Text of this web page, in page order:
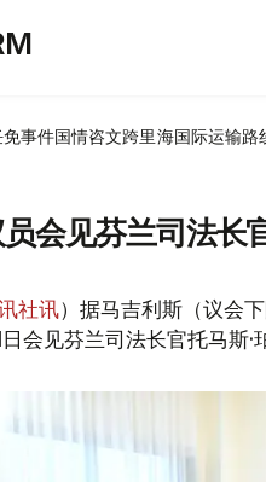
事件国情咨文跨里海国际运输路
会见芬兰司法长
社讯）据马吉利斯（议会
会见芬兰司法长官托马斯·